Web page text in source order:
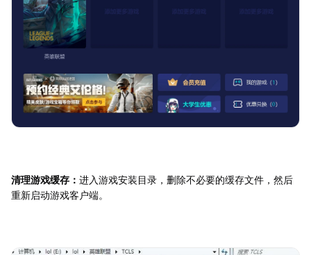
清理游戏缓存： 进入游戏安装目录，删除不必要的缓存文件，然后
重新启动游戏客户端。